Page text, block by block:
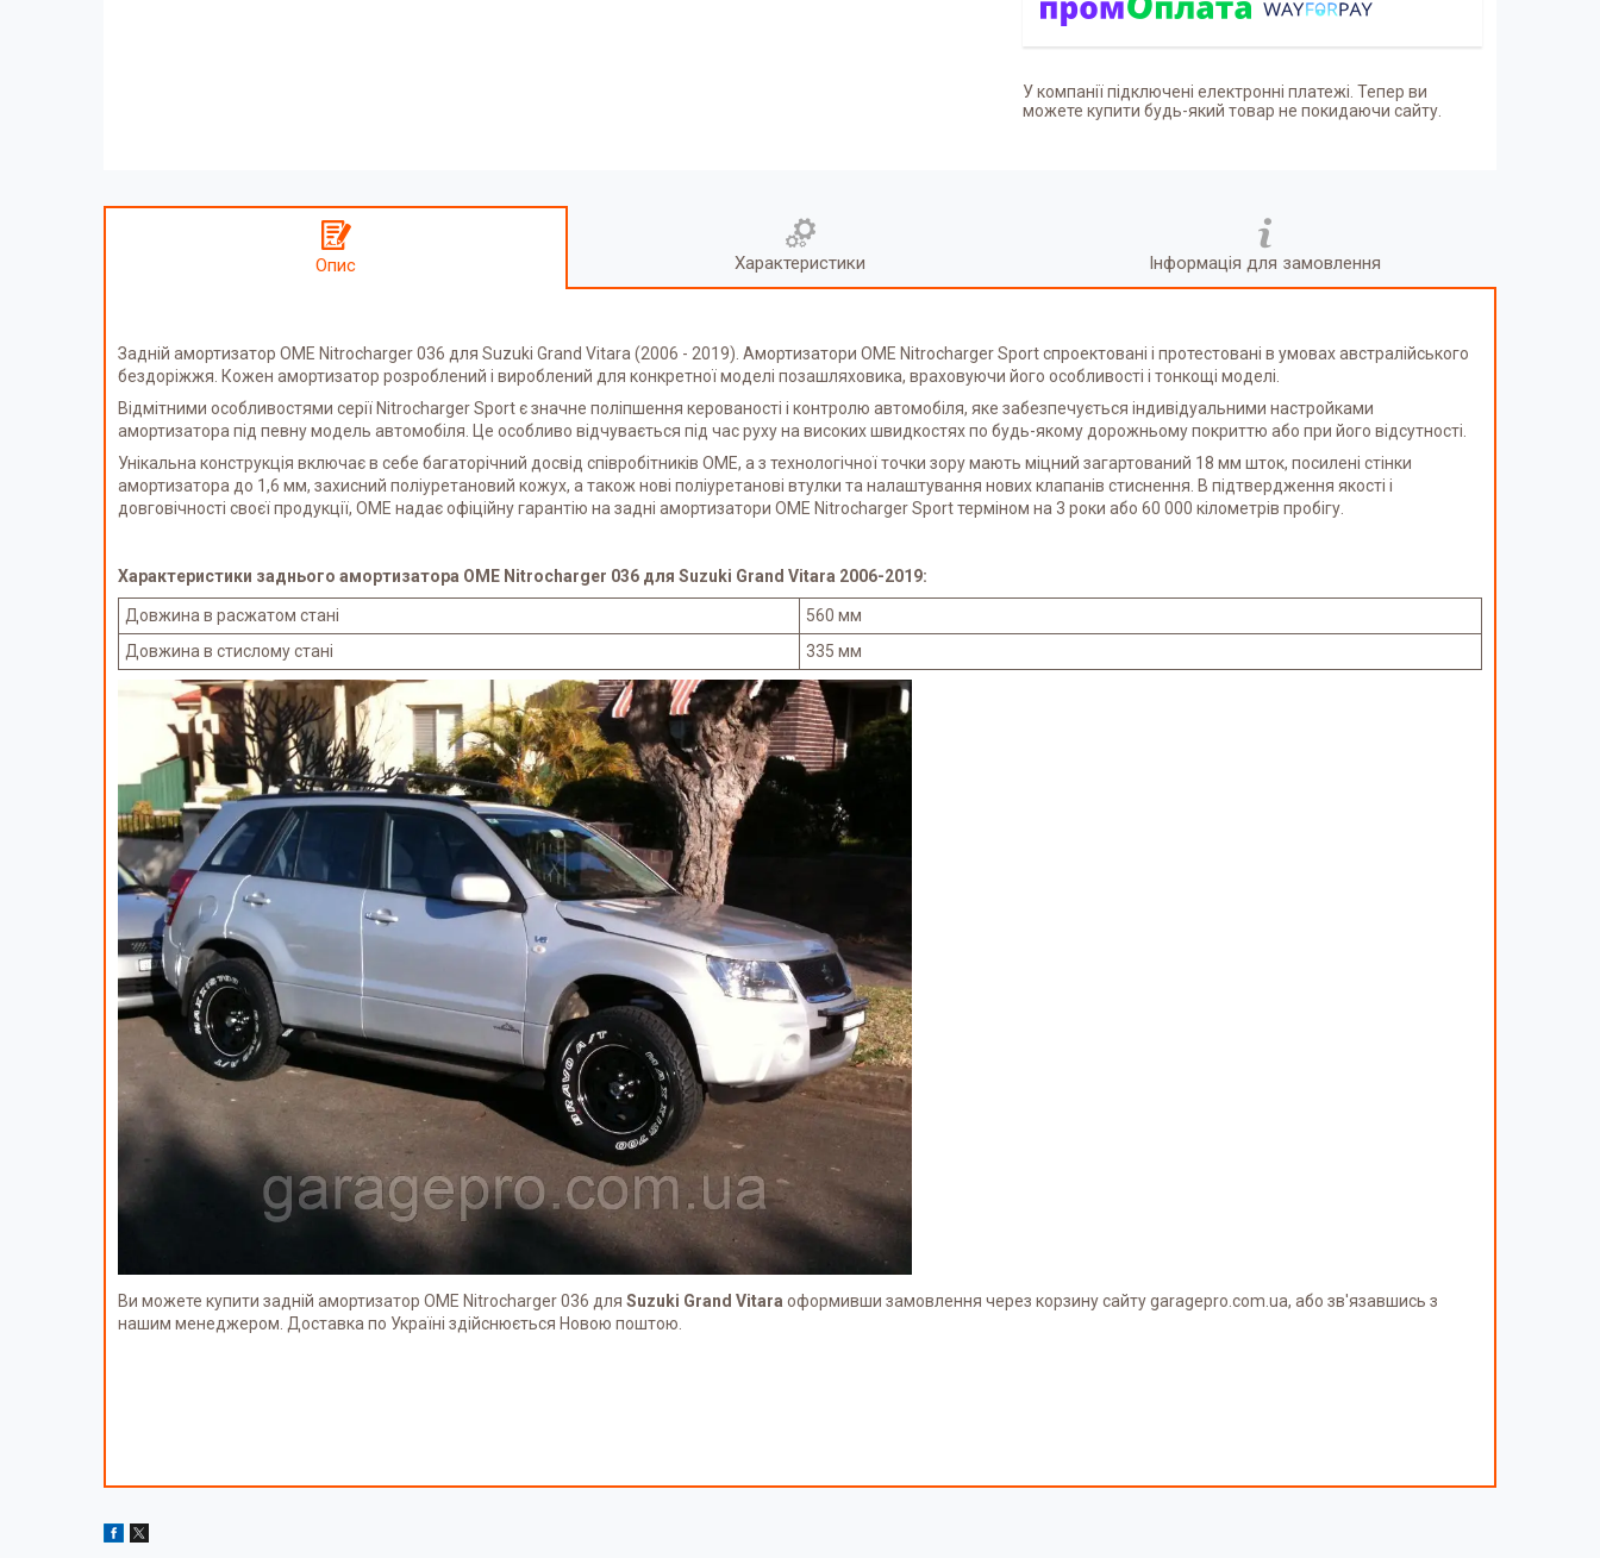
У компанії підключені електронні платежі. Тепер ви
можете купити будь-який товар не покидаючи сайту.
Опис Характеристики Інформація для замовлення
Задній амортизатор OME Nitrocharger 036 для Suzuki Grand Vitara (2006 - 2019). Амортизатори OME Nitrocharger Sport спроектовані і протестовані в умовах австралійського
бездоріжжя. Кожен амортизатор розроблений і вироблений для конкретної моделі позашляховика, враховуючи його особливості і тонкощі моделі.
Відмітними особливостями серії Nitrocharger Sport є значне поліпшення керованості і контролю автомобіля, яке забезпечується індивідуальними настройками
амортизатора під певну модель автомобіля. Це особливо відчувається під час руху на високих швидкостях по будь-якому дорожньому покриттю або при його відсутності.
Унікальна конструкція включає в себе багаторічний досвід співробітників OME, а з технологічної точки зору мають міцний загартований 18 мм шток, посилені стінки
амортизатора до 1,6 мм, захисний поліуретановий кожух, а також нові поліуретанові втулки та налаштування нових клапанів стиснення. В підтвердження якості і
довговічності своєї продукції, OME надає офіційну гарантію на задні амортизатори OME Nitrocharger Sport терміном на 3 роки або 60 000 кілометрів пробігу.
Характеристики заднього амортизатора OME Nitrocharger 036 для Suzuki Grand Vitara 2006-2019:
Довжина в расжатом стані
560 мм
Довжина в стислому стані
335 мм
Ви можете купити задній амортизатор OME Nitrocharger 036 для Suzuki Grand Vitara оформивши замовлення через корзину сайту garagepro.com.ua, або зв'язавшись з
нашим менеджером. Доставка по Україні здійснюється Новою поштою.